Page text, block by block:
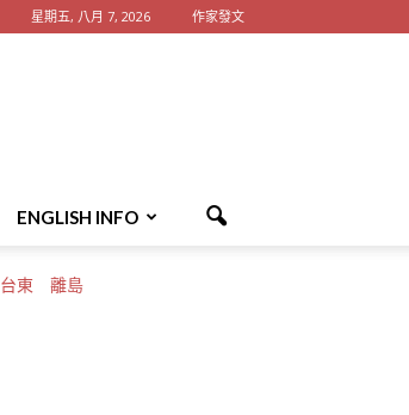
星期五, 八月 7, 2026 作家發文
ENGLISH INFO
台東 離島